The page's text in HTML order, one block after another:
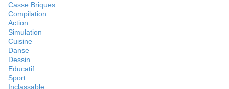
Casse Briques
Compilation
Action
Simulation
Cuisine
Danse
Dessin
Educatif
Sport
Inclassable